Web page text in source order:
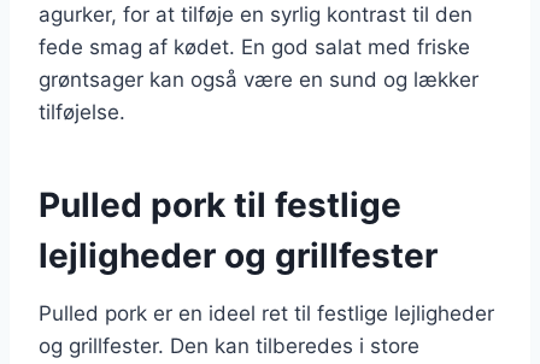
agurker, for at tilføje en syrlig kontrast til den
fede smag af kødet. En god salat med friske
grøntsager kan også være en sund og lækker
tilføjelse.
Pulled pork til festlige
lejligheder og grillfester
Pulled pork er en ideel ret til festlige lejligheder
og grillfester. Den kan tilberedes i store